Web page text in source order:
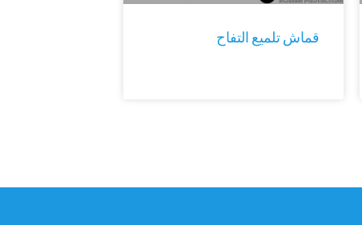
قماش تلميع التفاح